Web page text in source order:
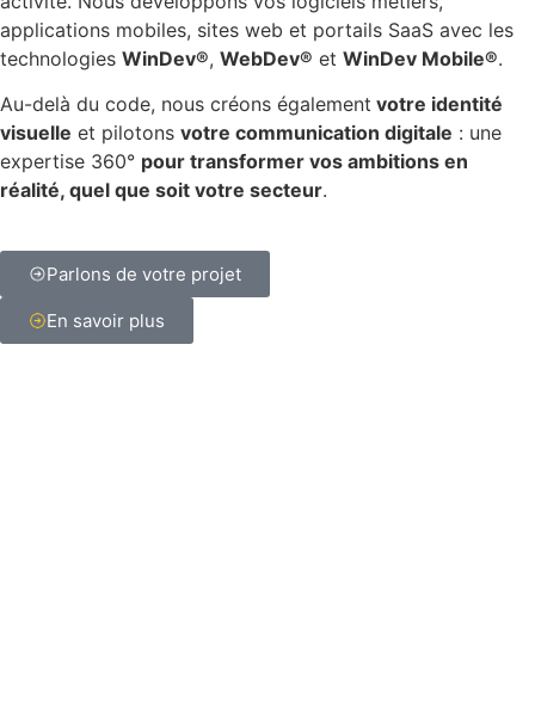
applications mobiles, sites web et portails SaaS avec les
technologies WinDev®, WebDev® et WinDev Mobile®.
Au-delà du code, nous créons également votre identité
visuelle et pilotons votre communication digitale : une
expertise 360° pour transformer vos ambitions en
réalité, quel que soit votre secteur.
Parlons de votre projet
En savoir plus